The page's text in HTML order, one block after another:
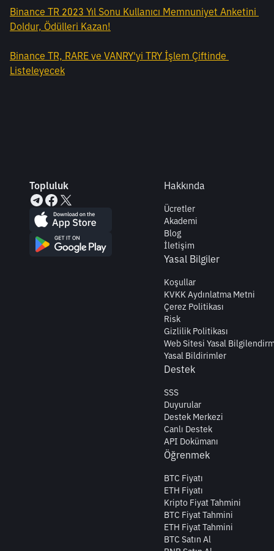
Binance TR 2023 Yıl Sonu Kullanıcı Memnuniyet Anketini
Doldur, Ödülleri Kazan!
Binance TR, RARE ve VANRY'yi TRY İşlem Çiftinde
Listeleyecek
Topluluk Hakkında
Ücretler
Akademi
Blog
İletişim
Yasal Bilgiler
Koşullar
KVKK Aydınlatma Metni
Çerez Politikası
Risk
Gizlilik Politikası
Web Sitesi Yasal
Yasal Bildirimler
Destek
SSS
Duyurular
Destek Merkezi
Canlı Destek
API Dokümanı
Öğrenmek
BTC Fiyatı
ETH Fiyatı
Kripto Fiyat Tahmini
BTC Fiyat Tahmini
ETH Fiyat Tahmini
BTC Satın Al